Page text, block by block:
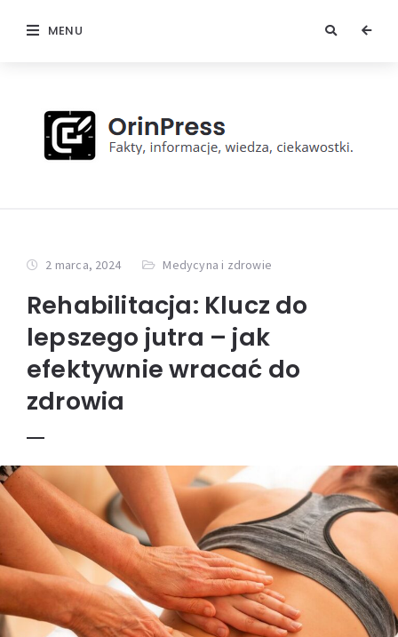
MENU
2 marca, 2024 Medycyna i zdrowie
Rehabilitacja: Klucz do
lepszego jutra – jak
efektywnie wracać do
zdrowia